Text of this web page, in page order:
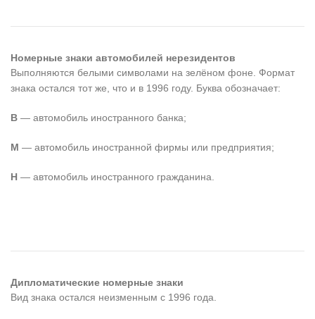
Номерные знаки автомобилей нерезидентов
Выполняются белыми символами на зелёном фоне. Формат
знака остался тот же, что и в 1996 году. Буква обозначает:
В — автомобиль иностранного банка;
М — автомобиль иностранной фирмы или предприятия;
Н — автомобиль иностранного гражданина.
Дипломатические номерные знаки
Вид знака остался неизменным с 1996 года.